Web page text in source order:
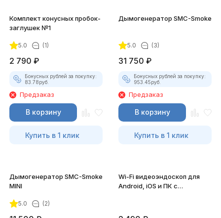
Комплект конусных пробок-
заглушек №1
5.0 (1)
2 790 ₽
Бонусных рублей за покупку:
83.78руб.
Предзаказ
В корзину
Купить в 1 клик
Дымогенератор SMC-Smoke
5.0 (3)
31 750 ₽
Бонусных рублей за покупку:
953.45руб.
Предзаказ
В корзину
Купить в 1 клик
Дымогенератор SMC-Smoke
MINI
5.0 (2)
Wi-Fi видеоэндоскоп для
Android, iOS и ПК с